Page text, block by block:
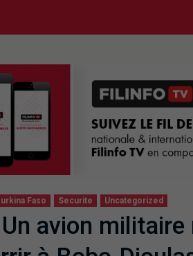
Faso Securite Uncategorized
Un avion